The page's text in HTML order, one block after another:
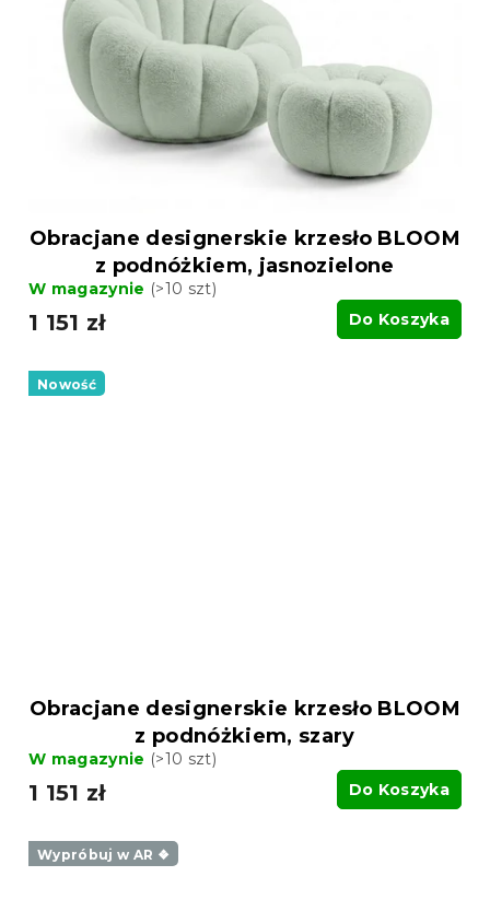
Obracjane designerskie krzesło BLOOM
z podnóżkiem, jasnozielone
W magazynie (>10 szt)
1 151 zł Do Koszyka
Nowość
Obracjane designerskie krzesło BLOOM
z podnóżkiem, szary
W magazynie (>10 szt)
1 151 zł Do Koszyka
Wypróbuj w AR ❖